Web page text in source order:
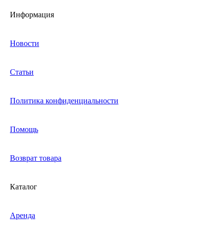
Информация
Новости
Статьи
Политика конфиденциальности
Помощь
Возврат товара
Каталог
Аренда